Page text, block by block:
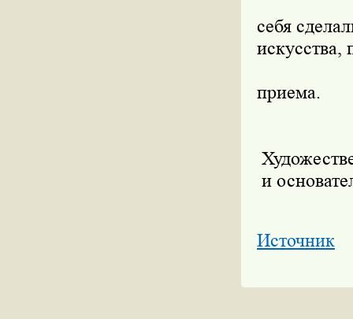
себя
искусства,
приема.
и
Источник